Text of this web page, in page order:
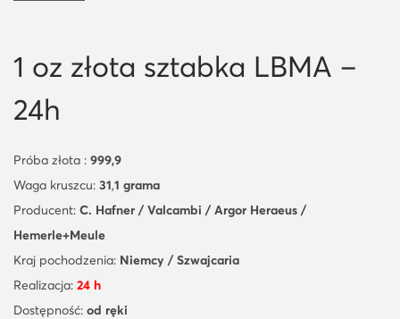
1 oz złota sztabka LBMA –
24h
Próba złota : 999,9
Waga kruszcu: 31,1 grama
Producent: C. Hafner / Valcambi / Argor Heraeus /
Hemerle+Meule
Kraj pochodzenia: Niemcy / Szwajcaria
Realizacja: 24 h
Dostępność: od ręki